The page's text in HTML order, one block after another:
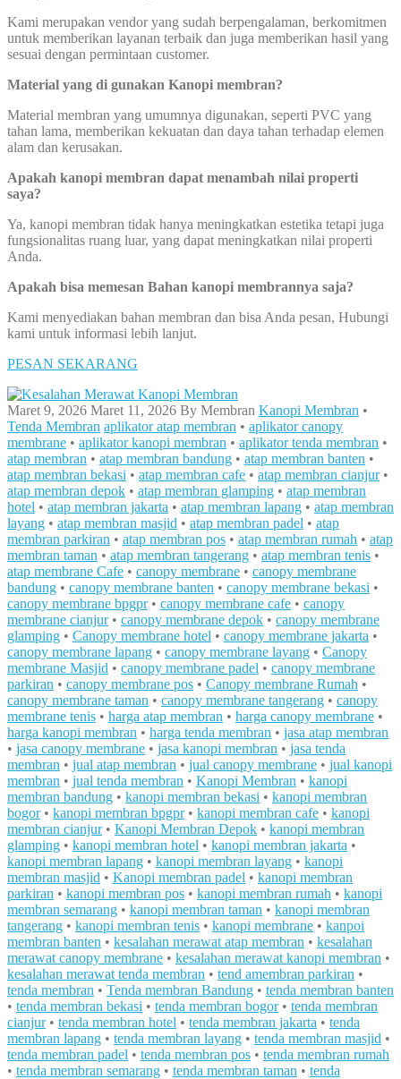
Kami merupakan vendor yang sudah berpengalaman, berkomitmen
untuk memberikan layanan terbaik dan juga memberikan hasil yang
sesuai dengan permintaan customer.
Material yang di gunakan Kanopi membran?
Material membran yang umumnya digunakan, seperti PVC yang
tahan lama, memberikan kekuatan dan daya tahan terhadap elemen
alam dan kerusakan.
Apakah kanopi membran dapat menambah nilai properti
saya?
Ya, kanopi membran tidak hanya meningkatkan estetika tetapi juga
fungsionalitas ruang luar, yang dapat meningkatkan nilai properti
Anda.
Apakah bisa memesan Bahan kanopi membrannya saja?
Kami menyediakan bahan membran dan bisa Anda pesan, Hubungi
kami untuk informasi lebih lanjut.
PESAN SEKARANG
Maret 9, 2026 Maret 11, 2026 By Membran Kanopi Membran •
Tenda Membran aplikator atap membran • aplikator canopy
membrane • aplikator kanopi membran • aplikator tenda membran •
atap membran • atap membran bandung • atap membran banten •
atap membran bekasi • atap membran cafe • atap membran cianjur•
atap membran depok • atap membran glamping • atap membran
hotel • atap membran jakarta • atap membran lapang • atap membran
layang • atap membran masjid • atap membran padel • atap
membran parkiran • atap membran pos • atap membran rumah • atap
membran taman • atap membran tangerang • atap membran tenis •
atap membrane Cafe • canopy membrane • canopy membrane
bandung • canopy membrane banten • canopy membrane bekasi •
canopy membrane bpgpr• canopy membrane cafe • canopy
membrane cianjur• canopy membrane depok • canopy membrane
glamping • Canopy membrane hotel • canopy membrane jakarta •
canopy membrane lapang • canopy membrane layang • Canopy
membrane Masjid • canopy membrane padel • canopy membrane
parkiran • canopy membrane pos • Canopy membrane Rumah •
canopy membrane taman • canopy membrane tangerang • canopy
membrane tenis • harga atap membran • harga canopy membrane •
harga kanopi membran • harga tenda membran • jasa atap membran
• jasa canopy membrane • jasa kanopi membran • jasa tenda
membran • jual atap membran • jual canopy membrane • jual kanopi
membran • jual tenda membran • Kanopi Membran • kanopi
membran bandung • kanopi membran bekasi • kanopi membran
bogor• kanopi membran bpgpr• kanopi membran cafe • kanopi
membran cianjur• Kanopi Membran Depok • kanopi membran
glamping • kanopi membran hotel • kanopi membran jakarta •
kanopi membran lapang • kanopi membran layang • kanopi
membran masjid • Kanopi membran padel • kanopi membran
parkiran • kanopi membran pos • kanopi membran rumah • kanopi
membran semarang • kanopi membran taman • kanopi membran
tangerang • kanopi membran tenis • kanopi membrane • kanpoi
membran banten • kesalahan merawat atap membran • kesalahan
merawat canopy membrane • kesalahan merawat kanopi membran •
kesalahan merawat tenda membran • tend amembran parkiran •
tenda membran • Tenda membran Bandung • tenda membran banten
• tenda membran bekasi • tenda membran bogor• tenda membran
cianjur• tenda membran hotel • tenda membran jakarta • tenda
membran lapang • tenda membran layang • tenda membran masjid •
tenda membran padel • tenda membran pos • tenda membran rumah
• tenda membran semarang • tenda membran taman • tenda